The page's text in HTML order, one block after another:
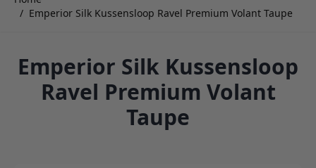
/ Emperior Silk Kussensloop Ravel Premium Volant Taupe
Emperior Silk Kussensloop
Ravel Premium Volant
Taupe